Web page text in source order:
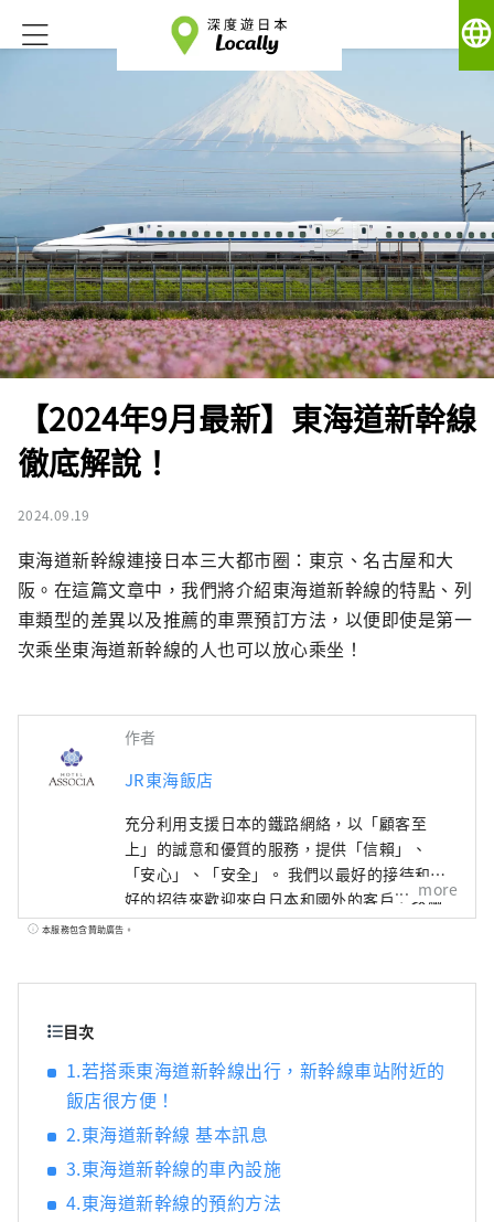
language
【2024年9月最新】東海道新幹線
徹底解說！
2024.09.19
東海道新幹線連接日本三大都市圈：東京、名古屋和大
阪。在這篇文章中，我們將介紹東海道新幹線的特點、列
車類型的差異以及推薦的車票預訂方法，以便即使是第一
次乘坐東海道新幹線的人也可以放心乘坐！
作者
JR東海飯店
充分利用支援日本的鐵路網絡，以「顧客至
上」的誠意和優質的服務，提供「信賴」、
「安心」、「安全」。 我們以最好的接待和最
好的招待來歡迎來自日本和國外的客戶，以滿
足您的所有需求。
more
本服務包含贊助廣告。
目次
1.若搭乘東海道新幹線出行，新幹線車站附近的
飯店很方便！
2.東海道新幹線 基本訊息
3.東海道新幹線的車內設施
4.東海道新幹線的預約方法